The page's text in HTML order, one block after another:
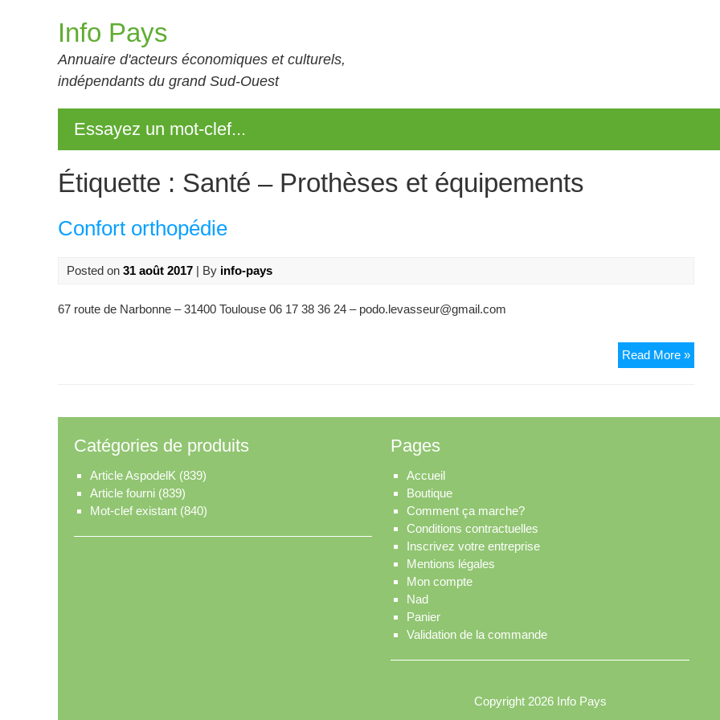
Info Pays
Annuaire d'acteurs économiques et culturels,
indépendants du grand Sud-Ouest
Essayez un mot-clef...
Étiquette : Santé – Prothèses et équipements
Confort orthopédie
Posted on 31 août 2017 | By info-pays
67 route de Narbonne – 31400 Toulouse 06 17 38 36 24 – podo.levasseur@gmail.com
Read More »
Catégories de produits
Article AspodelK (839)
Article fourni (839)
Mot-clef existant (840)
Pages
Accueil
Boutique
Comment ça marche?
Conditions contractuelles
Inscrivez votre entreprise
Mentions légales
Mon compte
Nad
Panier
Validation de la commande
Copyright 2026 Info Pays